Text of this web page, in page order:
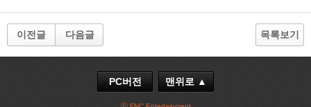
이전글 다음글 목록보기
PC버전 맨위로 ▲